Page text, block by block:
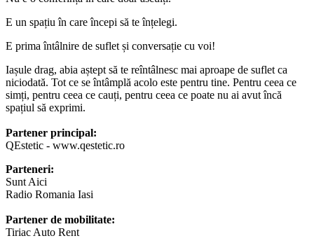
E un spațiu în care începi să te înțelegi.
E prima întâlnire de suflet și conversație cu voi!
Iașule drag, abia aștept să te reîntâlnesc mai aproape de suflet ca
niciodată. Tot ce se întâmplă acolo este pentru tine. Pentru ceea ce
simți, pentru ceea ce cauți, pentru ceea ce poate nu ai avut încă
spațiul să exprimi.
Partener principal:
QEstetic - www.qestetic.ro
Parteneri:
Sunt Aici
Radio Romania Iasi
Partener de mobilitate:
Tiriac Auto Rent